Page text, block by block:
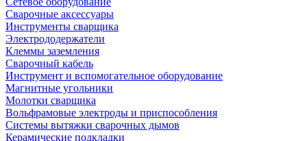
Сварочные аксессуары
Инструменты сварщика
Электрододержатели
Клеммы заземления
Сварочный кабель
Инструмент и вспомогательное оборудование
Магнитные угольники
Молотки сварщика
Вольфрамовые электроды и приспособления
Системы вытяжки сварочных дымов
Керамические подкладки